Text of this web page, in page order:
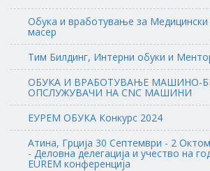
Обука и вработување за Медицински
масер
Тим Билдинг, Интерни обуки и
ОБУКА И ВРАБОТУВАЊЕ МАШИНО-
ОПСЛУЖУВАЧИ НА CNC МАШИНИ
ЕУРЕМ ОБУКА Конкурс 2024
Атина, Грција 30 Септември - 2
- Деловна делегација и учество на
EUREM конференција